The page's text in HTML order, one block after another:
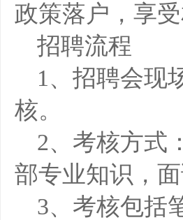
政策落户，享
招聘流程
1、招聘会
核。
2、考核方式
部专业知识，
3、考核包括